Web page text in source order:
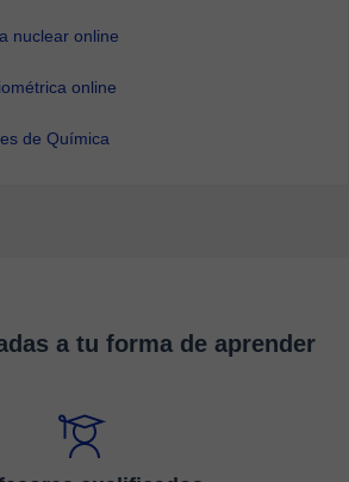
nuclear online
online
de Química
a tu forma de aprender